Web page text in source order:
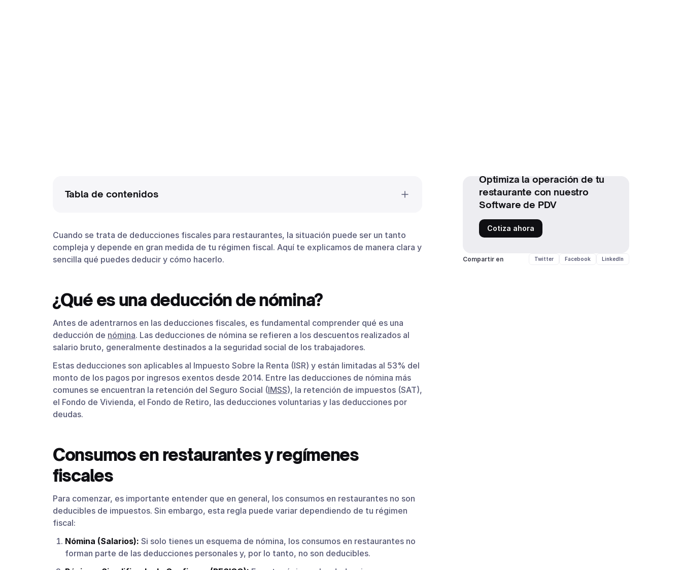
Tabla de contenidos
Consumos en restaurantes y regímenes fiscales
Gestión de nómina y aspectos fiscales relacionados
Cuando se trata de deducciones fiscales para restaurantes, la situación puede ser un tanto
compleja y depende en gran medida de tu régimen fiscal. Aquí te explicamos de manera clara y
sencilla qué puedes deducir y cómo hacerlo.
¿Qué es una deducción de nómina?
Antes de adentrarnos en las deducciones fiscales, es fundamental comprender qué es una
deducción de nómina. Las deducciones de nómina se refieren a los descuentos realizados al
salario bruto, generalmente destinados a la seguridad social de los trabajadores.
Estas deducciones son aplicables al Impuesto Sobre la Renta (ISR) y están limitadas al 53% del
monto de los pagos por ingresos exentos desde 2014. Entre las deducciones de nómina más
comunes se encuentran la retención del Seguro Social (IMSS), la retención de impuestos (SAT),
el Fondo de Vivienda, el Fondo de Retiro, las deducciones voluntarias y las deducciones por
deudas.
Consumos en restaurantes y regímenes
fiscales
Para comenzar, es importante entender que en general, los consumos en restaurantes no son
deducibles de impuestos. Sin embargo, esta regla puede variar dependiendo de tu régimen
fiscal:
Nómina (Salarios): Si solo tienes un esquema de nómina, los consumos en restaurantes no
forman parte de las deducciones personales y, por lo tanto, no son deducibles.
Optimiza la operación de tu
restaurante con nuestro
Software de PDV
Cotiza ahora
Compartir en Twitter Facebook LinkedIn